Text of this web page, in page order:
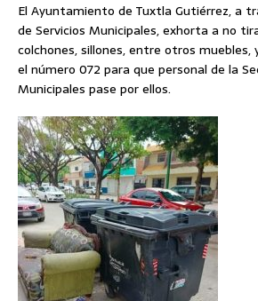
El Ayuntamiento de Tuxtla Gutiérrez, a
de Servicios Municipales, exhorta a no
colchones, sillones, entre otros muebles,
el número 072 para que personal de la
Municipales pase por ellos.